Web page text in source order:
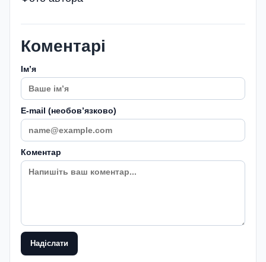
Коментарі
Імʼя
E-mail (необовʼязково)
Коментар
Надіслати